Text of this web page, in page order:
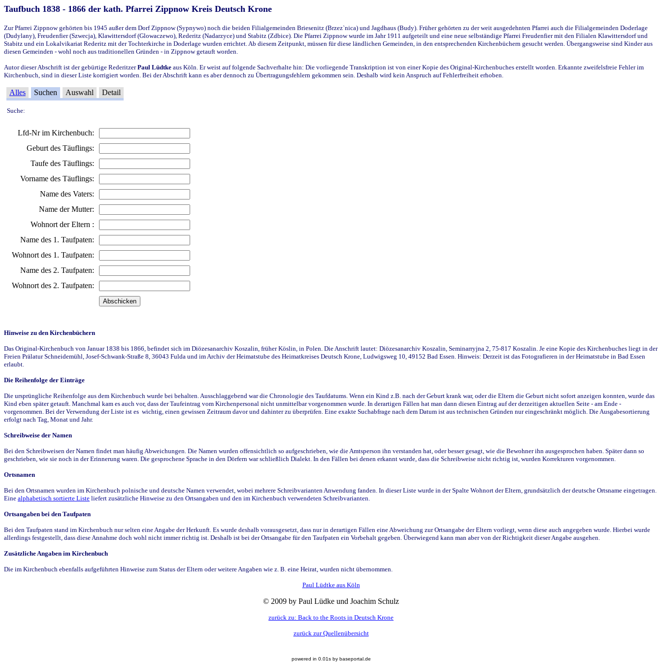
Taufbuch 1838 - 1866 der kath. Pfarrei Zippnow Kreis Deutsch Krone
Zur Pfarrei Zippnow gehörten bis 1945 außer dem Dorf Zippnow (Sypnywo) noch die beiden Filialgemeinden Briesenitz (Brzez`nica) und Jagdhaus (Budy). Früher gehörten zu der weit ausgedehnten Pfarrei auch die Filialgemeinden Doderlage
(Dudylany), Freudenfier (Szwecja), Klawittersdorf (Glowaczewo), Rederitz (Nadarzyce) und Stabitz (Zdbice). Die Pfarrei Zippnow wurde im Jahr 1911 aufgeteilt und eine neue selbständige Pfarrei Freudenfier mit den Filialen Klawittersdorf und
Stabitz und ein Lokalvikariat Rederitz mit der Tochterkirche in Doderlage wurden errichtet. Ab diesem Zeitpunkt, müssen für diese ländlichen Gemeinden, in den entsprechenden Kirchenbüchern gesucht werden. Übergangsweise sind Kinder aus
diesen Gemeinden - wohl noch aus traditionellen Gründen - in Zippnow getauft worden.
Autor dieser Abschrift ist der gebürtige RederitzerPaul Lüdtke aus Köln. Er weist auf folgende Sachverhalte hin: Die vorliegende Transkription ist von einer Kopie des Original-Kirchenbuches erstellt worden. Erkannte zweifelsfreie Fehler im
Kirchenbuch, sind in dieser Liste korrigiert worden. Bei der Abschrift kann es aber dennoch zu Übertragungsfehlern gekommen sein. Deshalb wird kein Anspruch auf Fehlerfreiheit erhoben.
Alles Suchen Auswahl Detail
Suche:
Lfd-Nr im Kirchenbuch:
Geburt des Täuflings:
Taufe des Täuflings:
Vorname des Täuflings:
Name des Vaters:
Name der Mutter:
Wohnort der Eltern :
Name des 1. Taufpaten:
Wohnort des 1. Taufpaten:
Name des 2. Taufpaten:
Wohnort des 2. Taufpaten:
Hinweise zu den Kirchenbüchern
Das Original-Kirchenbuch von Januar 1838 bis 1866, befindet sich im Diözesanarchiv Koszalin, früher Köslin, in Polen. Die Anschrift lautet: Diözesanarchiv Koszalin, Seminarryjna 2, 75-817 Koszalin. Je eine Kopie des Kirchenbuches liegt in der
Freien Prälatur Schneidemühl, Josef-Schwank-Straße 8, 36043 Fulda und im Archiv der Heimatstube des Heimatkreises Deutsch Krone, Ludwigsweg 10, 49152 Bad Essen. Hinweis: Derzeit ist das Fotografieren in der Heimatstube in Bad Essen
erlaubt.
Die Reihenfolge der Einträge
Die ursprüngliche Reihenfolge aus dem Kirchenbuch wurde bei behalten. Ausschlaggebend war die Chronologie des Taufdatums. Wenn ein Kind z.B. nach der Geburt krank war, oder die Eltern die Geburt nicht sofort anzeigen konnten, wurde das
Kind eben später getauft. Manchmal kam es auch vor, dass der Taufeintrag vom Kirchenpersonal nicht unmittelbar vorgenommen wurde. In derartigen Fällen hat man dann diesen Eintrag auf der derzeitigen aktuellen Seite - am Ende -
vorgenommen. Bei der Verwendung der Liste ist es wichtig, einen gewissen Zeitraum davor und dahinter zu überprüfen. Eine exakte Suchabfrage nach dem Datum ist aus technischen Gründen nur eingeschränkt möglich. Die Ausgabesortierung
erfolgt nach Tag, Monat und Jahr.
Schreibweise der Namen
Bei den Schreibweisen der Namen findet man häufig Abweichungen. Die Namen wurden offensichtlich so aufgeschrieben, wie die Amtsperson ihn verstanden hat, oder besser gesagt, wie die Bewohner ihn ausgesprochen haben. Später dann so
geschrieben, wie sie noch in der Erinnerung waren. Die gesprochene Sprache in den Dörfern war schließlich Dialekt. In den Fällen bei denen erkannt wurde, dass die Schreibweise nicht richtig ist, wurden Korrekturen vorgenommen.
Ortsnamen
Bei den Ortsnamen wurden im Kirchenbuch polnische und deutsche Namen verwendet, wobei mehrere Schreibvarianten Anwendung fanden. In dieser Liste wurde in der Spalte Wohnort der Eltern, grundsätzlich der deutsche Ortsname eingetragen.
Eine alphabetisch sortierte Liste liefert zusätzliche Hinweise zu den Ortsangaben und den im Kirchenbuch verwendeten Schreibvarianten.
Ortsangaben bei den Taufpaten
Bei den Taufpaten stand im Kirchenbuch nur selten eine Angabe der Herkunft. Es wurde deshalb vorausgesetzt, dass nur in derartigen Fällen eine Abweichung zur Ortsangabe der Eltern vorliegt, wenn diese auch angegeben wurde. Hierbei wurde
allerdings festgestellt, dass diese Annahme doch wohl nicht immer richtig ist. Deshalb ist bei der Ortsangabe für den Taufpaten ein Vorbehalt gegeben. Überwiegend kann man aber von der Richtigkeit dieser Angabe ausgehen.
Zusätzliche Angaben im Kirchenbuch
Die im Kirchenbuch ebenfalls aufgeführten Hinweise zum Status der Eltern oder weitere Angaben wie z. B. eine Heirat, wurden nicht übernommen.
Paul Lüdtke aus Köln
© 2009 by Paul Lüdke und Joachim Schulz
zurück zu: Back to the Roots in Deutsch Krone
zurück zur Quellenübersicht
powered in 0.01s by baseportal.de